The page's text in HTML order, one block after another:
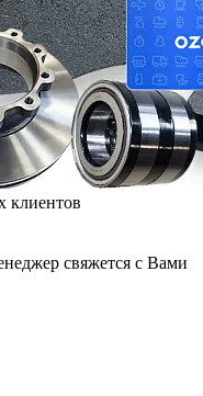
клиентов
свяжется с Вами